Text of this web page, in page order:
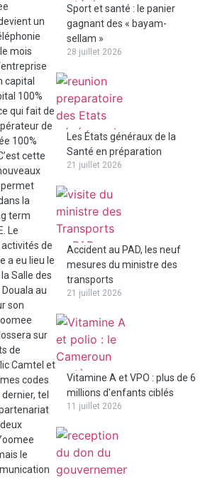
un
mois
capital
100%
qui fait de
de
100%
cette
permet
la
term
Le
de
a eu lieu le
Salle des
Douala au
son
sur
de
Camtel et
codes
tel
le
Sport et santé : le panier
gagnant des « bayam-
sellam »
28 juillet 2026
Les États généraux de la
Santé en préparation
21 juillet 2026
Accident au PAD, les neuf
mesures du ministre des
transports
21 juillet 2026
Vitamine A et VPO : plus de 6
millions d'enfants ciblés
11 juillet 2026